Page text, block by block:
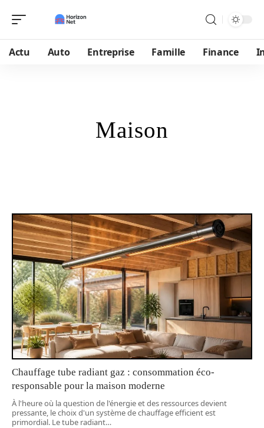
Actu Auto Entreprise Famille Finance
Maison
Chauffage tube radiant gaz : consommation éco-
responsable pour la maison moderne
À l'heure où la question de l'énergie et des ressources devient
pressante, le choix d'un système de chauffage efficient est
primordial. Le tube radiant…